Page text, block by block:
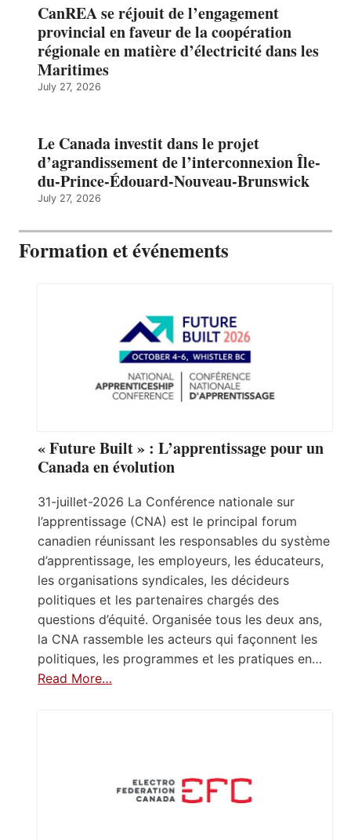
CanREA se réjouit de l’engagement
provincial en faveur de la coopération
régionale en matière d’électricité dans les
Maritimes
July 27, 2026
Le Canada investit dans le projet
d’agrandissement de l’interconnexion Île-
du-Prince-Édouard-Nouveau-Brunswick
July 27, 2026
Formation et événements
« Future Built » : L’apprentissage pour un
Canada en évolution
31-juillet-2026 La Conférence nationale sur
l’apprentissage (CNA) est le principal forum
canadien réunissant les responsables du système
d’apprentissage, les employeurs, les éducateurs,
les organisations syndicales, les décideurs
politiques et les partenaires chargés des
questions d’équité. Organisée tous les deux ans,
la CNA rassemble les acteurs qui façonnent les
politiques, les programmes et les pratiques en…
Read More…